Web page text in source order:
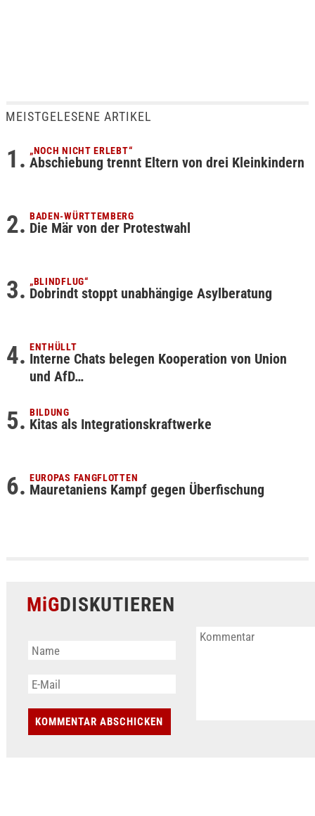
MEISTGELESENE ARTIKEL
„NOCH NICHT ERLEBT“
Abschiebung trennt Eltern von drei Kleinkindern
BADEN-WÜRTTEMBERG
Die Mär von der Protestwahl
„BLINDFLUG“
Dobrindt stoppt unabhängige Asylberatung
ENTHÜLLT
Interne Chats belegen Kooperation von Union
und AfD…
BILDUNG
Kitas als Integrationskraftwerke
EUROPAS FANGFLOTTEN
Mauretaniens Kampf gegen Überfischung
MiGDISKUTIEREN